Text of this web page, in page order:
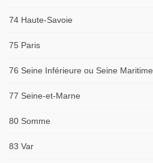
74 Haute-Savoie
75 Paris
76 Seine Inférieure ou Seine Maritime
77 Seine-et-Marne
80 Somme
83 Var